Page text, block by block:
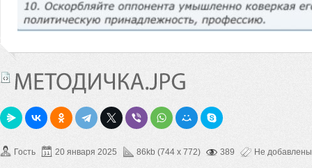
Гость 20 января 2025 86kb (744 x 772) 389 Не добавлены